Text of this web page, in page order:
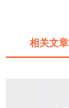
相关文章